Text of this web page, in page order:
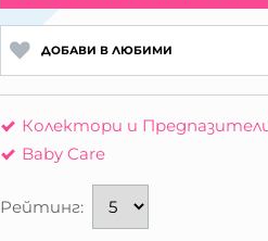
ДОБАВИ В ЛЮБИМИ
Колектори и
Baby Care
Рейтинг: